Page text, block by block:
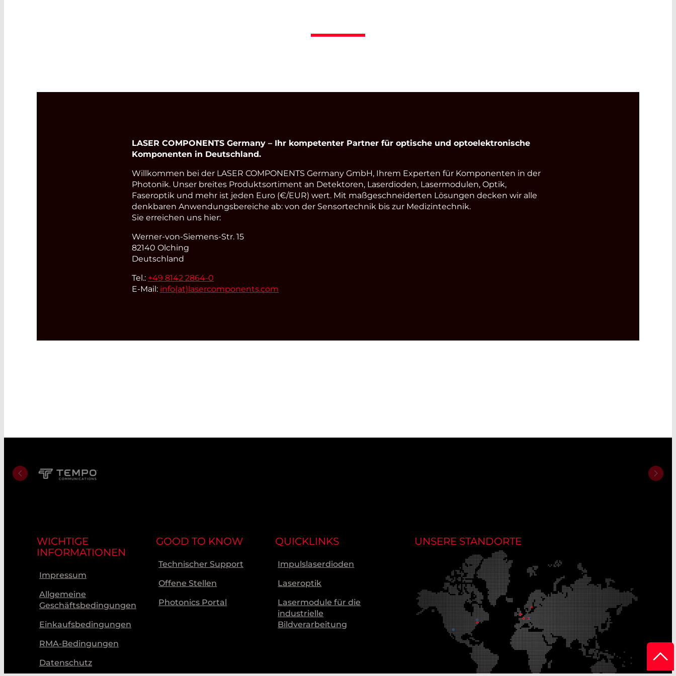
LASER COMPONENTS Germany – Ihr kompetenter Partner für optische und optoelektronische
Komponenten in Deutschland.
Willkommen bei der LASER COMPONENTS Germany GmbH, Ihrem Experten für Komponenten in der
Photonik. Unser breites Produktsortiment an Detektoren, Laserdioden, Lasermodulen, Optik,
Faseroptik und mehr ist jeden Euro (€/EUR) wert. Mit maßgeschneiderten Lösungen decken wir alle
denkbaren Anwendungsbereiche ab: von der Sensortechnik bis zur Medizintechnik.
Sie erreichen uns hier:
Werner-von-Siemens-Str. 15
82140 Olching
Deutschland
Tel.: +49 8142 2864-0
E-Mail: info(at)lasercomponents.com
WICHTIGE
INFORMATIONEN
Impressum
Allgemeine
Geschäftsbedingungen
Einkaufsbedingungen
RMA-Bedingungen
Datenschutz
GOOD TO KNOW
Technischer Support
Offene Stellen
Photonics Portal
QUICKLINKS
Impulslaserdioden
Laseroptik
Lasermodule für die
industrielle
Bildverarbeitung
UNSERE STANDORTE